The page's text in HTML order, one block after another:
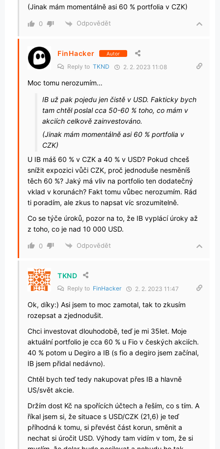
(Jinak mám momentálně asi 60 % portfolia v CZK)
0 Odpovědět
FinHacker Autor
Reply to TKND 2. 2. 2023 11:08
Moc tomu nerozumím…
IB už pak pojedu jen čistě v USD. Fakticky bych
tam chtěl poslal cca 50-60 % toho, co mám v
akciích celkově zainvestováno.
(Jinak mám momentálně asi 60 % portfolia v
CZK)
U IB máš 60 % v CZK a 40 % v USD? Pokud chceš
snížit expozici vůči CZK, proč jednoduše nesměníš
těch 60 %? Jaký má vliv na portfolio ten dodatečný
vklad v korunách? Fakt tomu vůbec nerozumím. Rád
ti poradím, ale zkus to napsat víc srozumitelně.
Co se týče úroků, pozor na to, že IB vyplácí úroky až
z toho, co je nad 10 000 USD.
0 Odpovědět
TKND
Reply to FinHacker 2. 2. 2023 11:47
Ok, díky:) Asi jsem to moc zamotal, tak to zkusím
rozepsat a zjednodušit.
Chci investovat dlouhodobě, teď je mi 35let. Moje
aktuální portfolio je cca 60 % u Fio v českých akciích.
40 % potom u Degiro a IB (s fio a degiro jsem začínal,
IB jsem přidal nedávno).
Chtěl bych teď tedy nakupovat přes IB a hlavně
US/svět akcie.
Držím dost Kč na spořících účtech a řeším, co s tím. A
říkal jsem si, že situace s USD/CZK (21,6) je teď
příhodná k tomu, si převést část korun, směnit a
nechat si úročit USD. Výhody tam vidím v tom, že si